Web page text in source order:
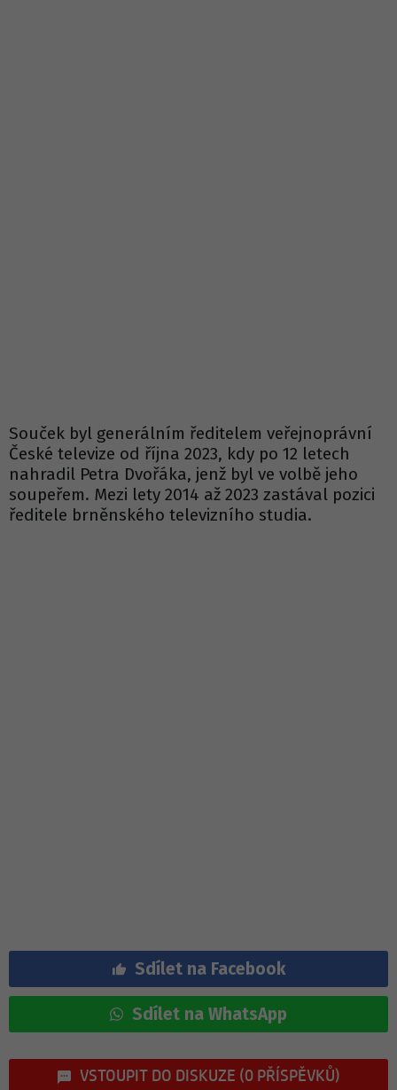
Souček byl generálním ředitelem veřejnoprávní
České televize od října 2023, kdy po 12 letech
nahradil Petra Dvořáka, jenž byl ve volbě jeho
soupeřem. Mezi lety 2014 až 2023 zastával pozici
ředitele brněnského televizního studia.
Sdílet na Facebook
Sdílet na WhatsApp
VSTOUPIT DO DISKUZE (0 PŘÍSPĚVKŮ)